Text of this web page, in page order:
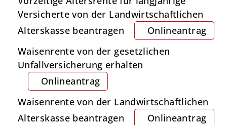
Versicherte von der Landwirtschaftlichen
Alterskasse beantragen
Onlineantrag
Waisenrente von der gesetzlichen
Unfallversicherung erhalten
Onlineantrag
Waisenrente von der Landwirtschaftlichen
Alterskasse beantragen
Onlineantrag